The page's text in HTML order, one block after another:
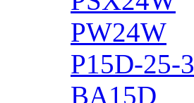
PW24W
P15D-25-3
BA15D